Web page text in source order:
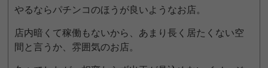
やるならパチンコのほうが良いようなお店。
店内暗くて稼働もないから、あまり長く居たくない空
間と言うか、雰囲気のお店。